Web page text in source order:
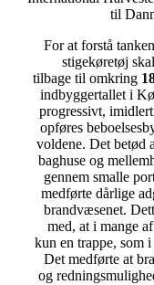
til
For at forstå
stigekøretøj
tilbage til omkring
indbyggertallet i
progressivt,
opføres
voldene. Det betød
baghuse og
gennem smalle
medførte dårlige
brandvæsenet.
med, at i mange
kun en trappe, som
Det medførte at
og